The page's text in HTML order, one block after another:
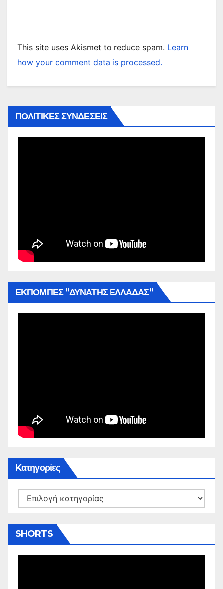
This site uses Akismet to reduce spam. Learn
how your comment data is processed.
ΠΟΛΙΤΙΚΕΣ ΣΥΝΔΕΣΕΙΣ
ΕΚΠΟΜΠΕΣ ”ΔΥΝΑΤΗΣ ΕΛΛΑΔΑΣ”
Kατηγορίες
Kατηγορίες
SHORTS